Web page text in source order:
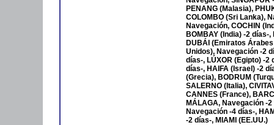
PENANG (Malasia),
COLOMBO (Sri Lanka),
Navegación, COCHIN
BOMBAY (India) -2 días-
DUBÁI (Emiratos
Unidos), Navegación -2
días-, LÚXOR (Egipto) -
días-, HAIFA (Israel) -2
(Grecia), BODRUM
SALERNO (Italia),
CANNES (France),
MÁLAGA, Navegación -
Navegación -4 días-,
-2 días-, MIAMI (EE.UU.)